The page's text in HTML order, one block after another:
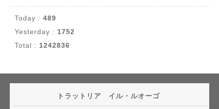
Today : 489
Yesterday : 1752
Total : 1242836
トラットリア イル・ルオーゴ